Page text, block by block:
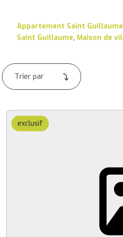
Appartement Saint Guillaume
Saint Guillaume,Maison de
exclusif